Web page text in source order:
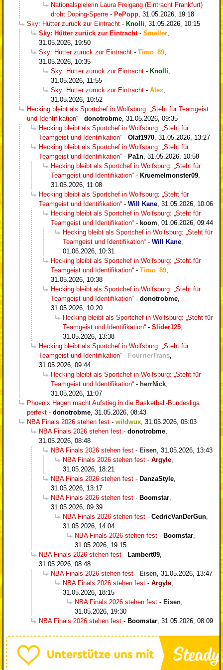
Nationalspielerin Laura Freigang (Eintracht Frankfurt)
droht Doping-Sperre - PePopp 31.05.2026, 19:18
Sky: Hütter zurück zur Eintracht - Knolli 31.05.2026, 10:15
Sky: Hütter zurück zur Eintracht- Smeller
31.05.2026, 19:50
Sky: Hütter zurück zur Eintracht - Timo_89
31.05.2026, 10:35
Sky: Hütter zurück zur Eintracht - Knolli
31.05.2026, 11:55
Sky: Hütter zurück zur Eintracht - Alex
31.05.2026, 10:52
Hecking bleibt als Sportchef in Wolfsburg: „Steht für Teamgeist
und Identifikation“ - donotrobme 31.05.2026, 09:35
Hecking bleibt als Sportchef in Wolfsburg: „Steht für
Teamgeist und Identifikation“ - Olaf1970 31.05.2026, 13:27
Hecking bleibt als Sportchef in Wolfsburg: „Steht für
Teamgeist und Identifikation“ - Pa1n 31.05.2026, 10:58
Hecking bleibt als Sportchef in Wolfsburg: „Steht für
Teamgeist und Identifikation“ - Kruemelmonster09
31.05.2026, 11:08
Hecking bleibt als Sportchef in Wolfsburg: „Steht für
Teamgeist und Identifikation“ - Will Kane 31.05.2026, 10:06
Hecking bleibt als Sportchef in Wolfsburg: „Steht für
Teamgeist und Identifikation“ - koom 01.06.2026, 09:44
Hecking bleibt als Sportchef in Wolfsburg: „Steht für
Teamgeist und Identifikation“ - Will Kane
01.06.2026, 10:31
Hecking bleibt als Sportchef in Wolfsburg: „Steht für
Teamgeist und Identifikation“ - Timo_89
31.05.2026, 10:38
Hecking bleibt als Sportchef in Wolfsburg: „Steht für
Teamgeist und Identifikation“ - donotrobme
31.05.2026, 10:20
Hecking bleibt als Sportchef in Wolfsburg: „Steht für
Teamgeist und Identifikation“ - Slider125
31.05.2026, 13:38
Hecking bleibt als Sportchef in Wolfsburg: „Steht für
Teamgeist und Identifikation“ - FourrierTrans
31.05.2026, 09:44
Hecking bleibt als Sportchef in Wolfsburg: „Steht für
Teamgeist und Identifikation“ - herrNick
31.05.2026, 11:07
Phoenix Hagen macht Aufstieg in die Basketball-Bundesliga
perfekt - donotrobme 31.05.2026, 08:43
NBA Finals 2026 stehen fest - wildwux 31.05.2026, 05:03
NBA Finals 2026 stehen fest - donotrobme
31.05.2026, 08:48
NBA Finals 2026 stehen fest - Eisen 31.05.2026, 13:43
NBA Finals 2026 stehen fest - Argyle
31.05.2026, 18:21
NBA Finals 2026 stehen fest - DanzaStyle
31.05.2026, 13:17
NBA Finals 2026 stehen fest - Boomstar
31.05.2026, 09:39
NBA Finals 2026 stehen fest - CedricVanDerGun
31.05.2026, 14:04
NBA Finals 2026 stehen fest - Boomstar
31.05.2026, 19:15
NBA Finals 2026 stehen fest - Lambert09
31.05.2026, 08:48
NBA Finals 2026 stehen fest - Eisen 31.05.2026, 13:47
NBA Finals 2026 stehen fest - Argyle
31.05.2026, 18:15
NBA Finals 2026 stehen fest - Eisen
31.05.2026, 19:30
NBA Finals 2026 stehen fest - Boomstar 31.05.2026, 08:09